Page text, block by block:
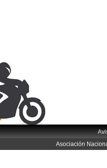
Asociación